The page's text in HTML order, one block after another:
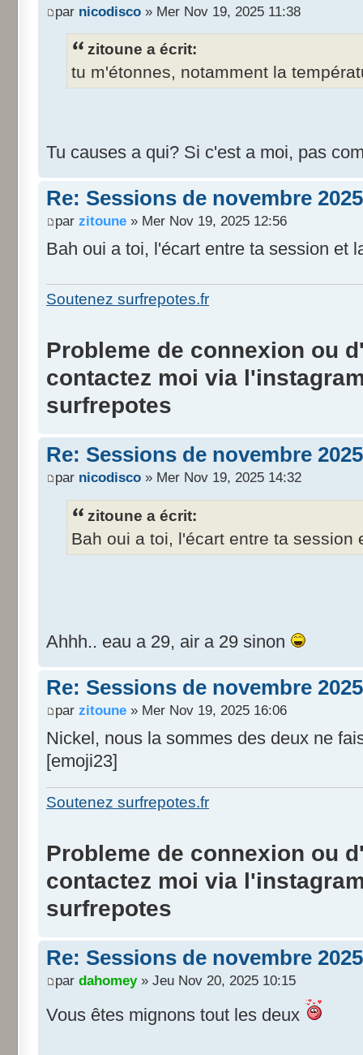
par nicodisco » Mer Nov 19, 2025 11:38
zitoune a écrit:
tu m'étonnes, notamment la
Tu causes a qui? Si c'est a moi, pas
Re: Sessions de novembre 2025
par zitoune » Mer Nov 19, 2025 12:56
Bah oui a toi, l'écart entre ta session et
Soutenez surfrepotes.fr
Probleme de connexion ou
contactez moi via
surfrepotes
Re: Sessions de novembre 2025
par nicodisco » Mer Nov 19, 2025 14:32
zitoune a écrit:
Bah oui a toi, l'écart entre ta session
Ahhh.. eau a 29, air a 29 sinon
Re: Sessions de novembre 2025
par zitoune » Mer Nov 19, 2025 16:06
Nickel, nous la sommes des deux ne
[emoji23]
Soutenez surfrepotes.fr
Probleme de connexion ou
contactez moi via
surfrepotes
Re: Sessions de novembre 2025
par dahomey» Jeu Nov 20, 2025 10:15
Vous êtes mignons tout les deux